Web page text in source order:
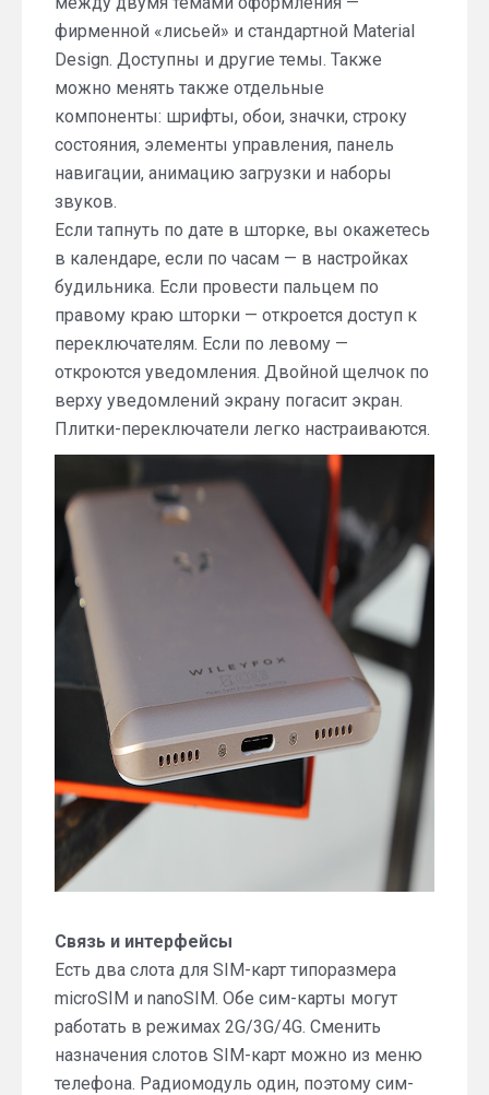
фирменной «лисьей» и стандартной Material
Design. Доступны и другие темы. Также
можно менять также отдельные
компоненты: шрифты, обои, значки, строку
состояния, элементы управления, панель
навигации, анимацию загрузки и наборы
звуков.
Если тапнуть по дате в шторке, вы окажетесь
в календаре, если по часам — в настройках
будильника. Если провести пальцем по
правому краю шторки — откроется доступ к
переключателям. Если по левому —
откроются уведомления. Двойной щелчок по
верху уведомлений экрану погасит экран.
Плитки-переключатели легко настраиваются.
Связь и интерфейсы
Есть два слота для SIM-карт типоразмера
microSIM и nanoSIM. Обе сим-карты могут
работать в режимах 2G/3G/4G. Сменить
назначения слотов SIM-карт можно из меню
телефона. Радиомодуль один, поэтому сим-